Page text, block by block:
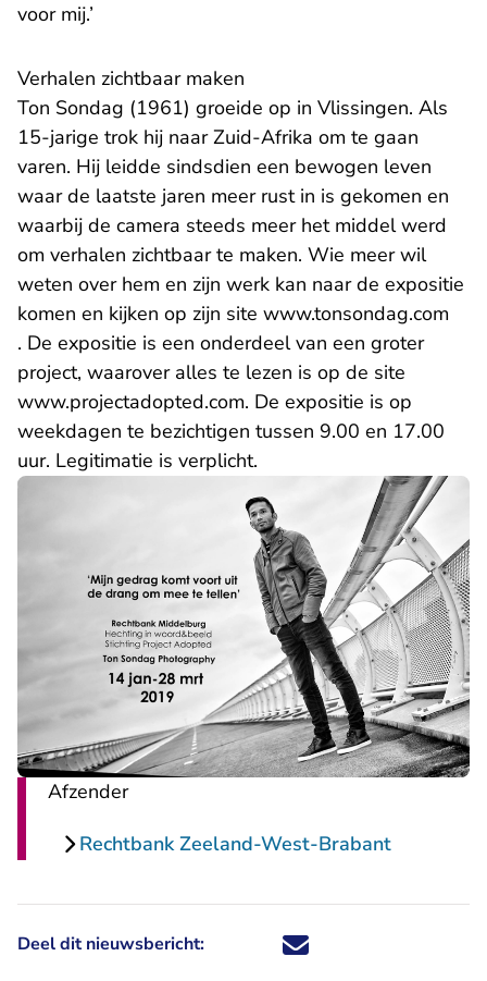
voor mij.’
Verhalen zichtbaar maken
Ton Sondag (1961) groeide op in Vlissingen. Als
15-jarige trok hij naar Zuid-Afrika om te gaan
varen. Hij leidde sindsdien een bewogen leven
waar de laatste jaren meer rust in is gekomen en
waarbij de camera steeds meer het middel werd
om verhalen zichtbaar te maken. Wie meer wil
weten over hem en zijn werk kan naar de expositie
komen en kijken op zijn site www.tonsondag.com
- U verlaat Rechtspraak.nl
. De expositie is een onderdeel van een groter
project, waarover alles te lezen is op de site
www.projectadopted.com- U verlaat Rechtspraak.nl
. De expositie is op
weekdagen te bezichtigen tussen 9.00 en 17.00
uur. Legitimatie is verplicht.
Afzender
Rechtbank Zeeland-West-Brabant
Deel dit nieuwsbericht: Deel dit nieuwsbericht via X -
Deel dit nieuwsbericht via
Deel dit nieuwsbericht
Deel dit